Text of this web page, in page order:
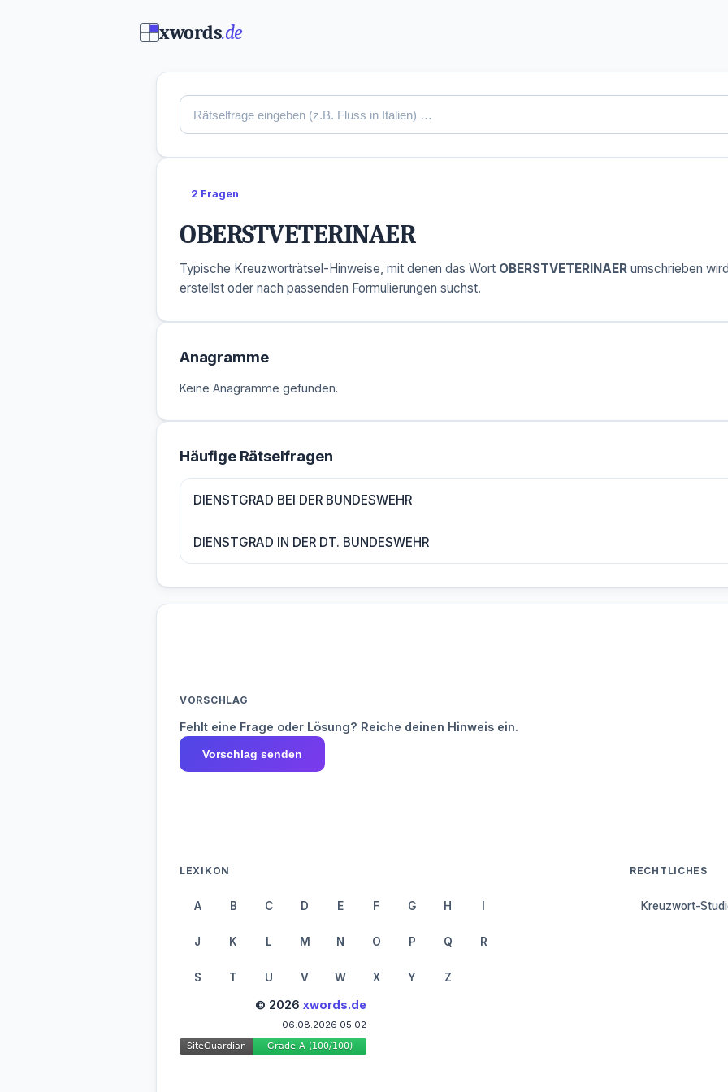
xwords.de
2 Fragen
OBERSTVETERINAER
Typische Kreuzworträtsel-Hinweise, mit denen das Wort OBERSTVETERINAER umschrieben
erstellst oder nach passenden Formulierungen suchst.
Anagramme
Keine Anagramme gefunden.
Häufige Rätselfragen
DIENSTGRAD BEI DER BUNDESWEHR
DIENSTGRAD IN DER DT. BUNDESWEHR
VORSCHLAG
Fehlt eine Frage oder Lösung? Reiche deinen Hinweis ein.
Vorschlag senden
LEXIKON
A B C D E F G H I
J K L M N O P Q R
S T U V W X Y Z
RECHTLICHES
Kreuzwort-
© 2026 xwords.de
06.08.2026 05:02